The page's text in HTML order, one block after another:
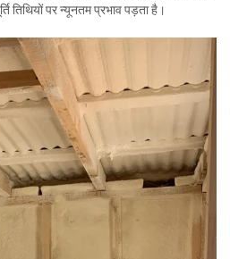
तिथियों पर न्यूनतम प्रभाव पड़ता है।